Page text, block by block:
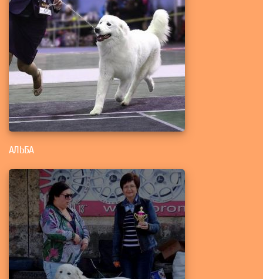
АЛЬБА